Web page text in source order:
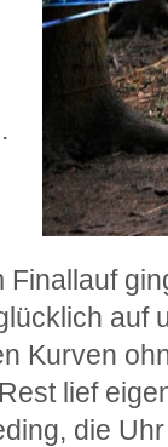
Finallauf
auf
Kurven
lief
die